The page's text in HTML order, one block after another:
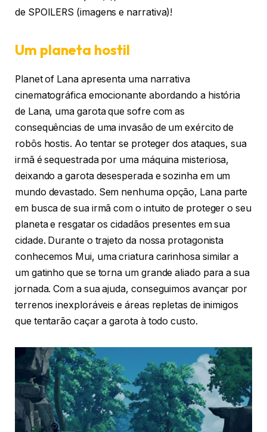
de SPOILERS (imagens e narrativa)!
Um planeta hostil
Planet of Lana apresenta uma narrativa
cinematográfica emocionante abordando a história
de Lana, uma garota que sofre com as
consequências de uma invasão de um exército de
robôs hostis. Ao tentar se proteger dos ataques, sua
irmã é sequestrada por uma máquina misteriosa,
deixando a garota desesperada e sozinha em um
mundo devastado. Sem nenhuma opção, Lana parte
em busca de sua irmã com o intuito de proteger o seu
planeta e resgatar os cidadãos presentes em sua
cidade. Durante o trajeto da nossa protagonista
conhecemos Mui, uma criatura carinhosa similar a
um gatinho que se torna um grande aliado para a sua
jornada. Com a sua ajuda, conseguimos avançar por
terrenos inexploráveis e áreas repletas de inimigos
que tentarão caçar a garota à todo custo.